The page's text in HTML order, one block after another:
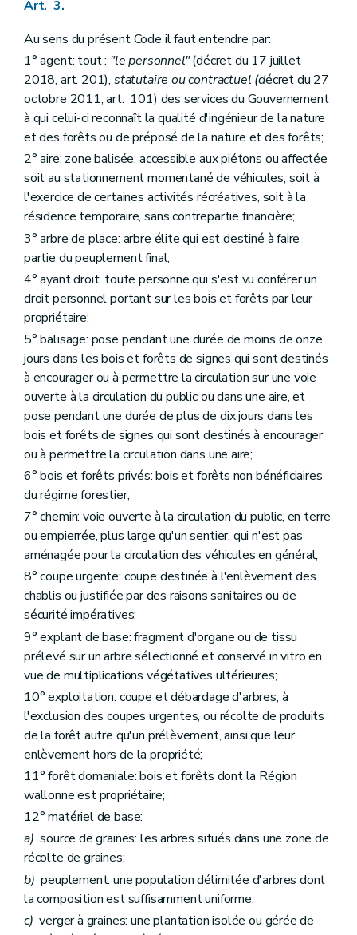
Art. 85
Art. 86
Art. 87
Art. 88
Art. 89
Art. 90
Art. 91
Titre V De la surveillance, des incriminations, des sanctions et des mesures de réparation dans les bois et forêts
Chapitre premier De la surveillance dans les bois et forêts des personnes morales de droit public
Art. 92
Art. 93
Chapitre II De la surveillance dans les bois et forêts privés
Art. 94
Art. 95
Chapitre III Des incriminations, des sanctions et des mesures de réparation dans les bois et forêts
Art. 96
Art. 97
Art. 98
Art. 99
Art. 100
Art. 101
Art. 102
Art. 103
Art. 104
Art. 105
Art. 106
Art. 107
Art. 108
Art. 109
Titre VI Dispositions modificatives et abrogatoires
Art. 110
Art. 111
Art. 112
Art. 113
Art. 114
Art. 115
Art. 116
Art. 117
Art. 118
Art. 119
Art. 120
Art. 121
Art. 122
Art. 123
Titre VII Dispositions finales et transitoires
Art. 124
Art. 125
Art. 126
Art. 127
Art. 128
Art. 129
Art. 3.
Au sens du présent Code il faut entendre par:
1° agent: tout : "le personnel"(décret du 17 juillet
2018, art. 201), statutaire ou contractuel (décret du 27
octobre 2011, art. 101) des services du Gouvernement
à qui celui-ci reconnaît la qualité d'ingénieur de la nature
et des forêts ou de préposé de la nature et des forêts;
2° aire: zone balisée, accessible aux piétons ou affectée
soit au stationnement momentané de véhicules, soit à
l'exercice de certaines activités récréatives, soit à la
résidence temporaire, sans contrepartie financière;
3° arbre de place: arbre élite qui est destiné à faire
partie du peuplement final;
4° ayant droit: toute personne qui s'est vu conférer un
droit personnel portant sur les bois et forêts par leur
propriétaire;
5° balisage: pose pendant une durée de moins de onze
jours dans les bois et forêts de signes qui sont destinés
à encourager ou à permettre la circulation sur une voie
ouverte à la circulation du public ou dans une aire, et
pose pendant une durée de plus de dix jours dans les
bois et forêts de signes qui sont destinés à encourager
ou à permettre la circulation dans une aire;
6° bois et forêts privés: bois et forêts non bénéficiaires
du régime forestier;
7° chemin: voie ouverte à la circulation du public, en terre
ou empierrée, plus large qu'un sentier, qui n'est pas
aménagée pour la circulation des véhicules en général;
8° coupe urgente: coupe destinée à l'enlèvement des
chablis ou justifiée par des raisons sanitaires ou de
sécurité impératives;
9° explant de base: fragment d'organe ou de tissu
prélevé sur un arbre sélectionné et conservé in vitro en
vue de multiplications végétatives ultérieures;
10° exploitation: coupe et débardage d'arbres, à
l'exclusion des coupes urgentes, ou récolte de produits
de la forêt autre qu'un prélèvement, ainsi que leur
enlèvement hors de la propriété;
11° forêt domaniale: bois et forêts dont la Région
wallonne est propriétaire;
12° matériel de base:
a) source de graines: les arbres situés dans une zone de
récolte de graines;
b) peuplement: une population délimitée d'arbres dont
la composition est suffisamment uniforme;
c) verger à graines: une plantation isolée ou gérée de